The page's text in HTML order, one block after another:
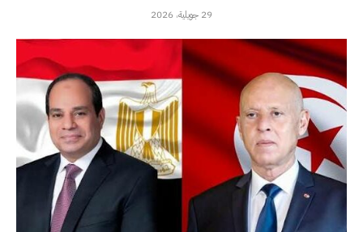
29 جويلية، 2026